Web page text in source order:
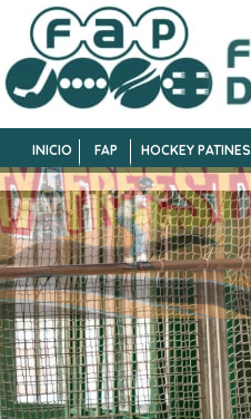
INICIO FAP HOCKEY PATINES